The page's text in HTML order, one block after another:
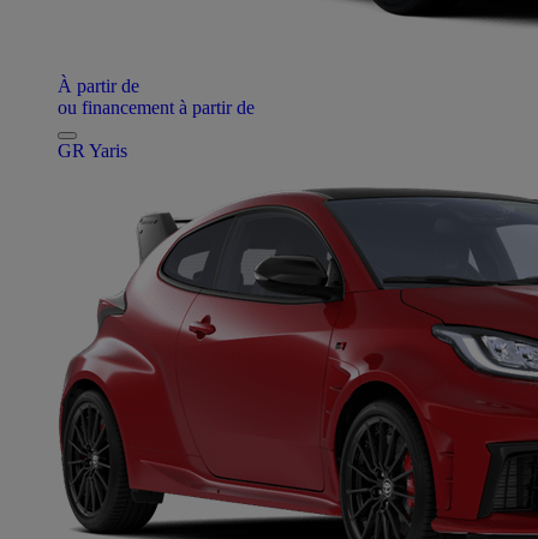
À partir de
ou financement à partir de
GR Yaris